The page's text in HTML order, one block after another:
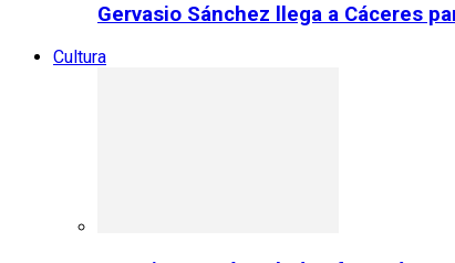
Gervasio Sánchez llega a Cáceres
Cultura